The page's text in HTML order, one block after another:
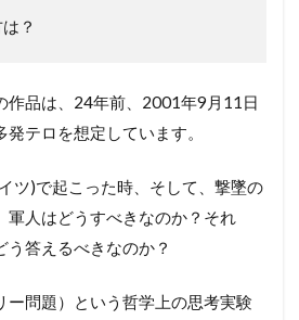
？
作品は、24年前、2001年9月11日
テロを想定しています。
ツ)で起こった時、そして、撃墜の
軍人はどうすべきなのか？それ
う答えるべきなのか？
ー問題）という哲学上の思考実験